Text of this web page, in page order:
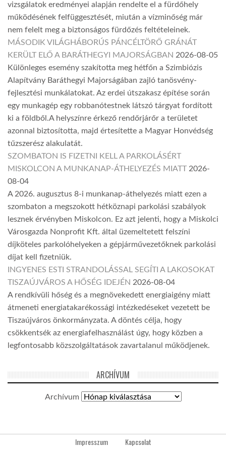
vizsgálatok eredményei alapján rendelte el a fürdőhely
működésének felfüggesztését, miután a vízminőség már
nem felelt meg a biztonságos fürdőzés feltételeinek.
MÁSODIK VILÁGHÁBORÚS PÁNCÉLTÖRŐ GRÁNÁT
KERÜLT ELŐ A BARÁTHEGYI MAJORSÁGBAN 2026-08-05
Különleges esemény szakította meg hétfőn a Szimbiózis
Alapítvány Baráthegyi Majorságában zajló tanösvény-
fejlesztési munkálatokat. Az erdei útszakasz építése során
egy munkagép egy robbanótestnek látszó tárgyat fordított
ki a földből.A helyszínre érkező rendőrjárőr a területet
azonnal biztosította, majd értesítette a Magyar Honvédség
tűzszerész alakulatát.
SZOMBATON IS FIZETNI KELL A PARKOLÁSÉRT
MISKOLCON A MUNKANAP-ÁTHELYEZÉS MIATT 2026-
08-04
A 2026. augusztus 8-i munkanap-áthelyezés miatt ezen a
szombaton a megszokott hétköznapi parkolási szabályok
lesznek érvényben Miskolcon. Ez azt jelenti, hogy a Miskolci
Városgazda Nonprofit Kft. által üzemeltetett felszíni
díjköteles parkolóhelyeken a gépjárművezetőknek parkolási
díjat kell fizetniük.
INGYENES ESTI STRANDOLÁSSAL SEGÍTI A LAKOSOKAT
TISZAÚJVÁROS A HŐSÉG IDEJÉN 2026-08-04
A rendkívüli hőség és a megnövekedett energiaigény miatt
átmeneti energiatakarékossági intézkedéseket vezetett be
Tiszaújváros önkormányzata. A döntés célja, hogy
csökkentsék az energiafelhasználást úgy, hogy közben a
legfontosabb közszolgáltatások zavartalanul működjenek.
ARCHÍVUM
Archívum
Impresszum Kapcsolat